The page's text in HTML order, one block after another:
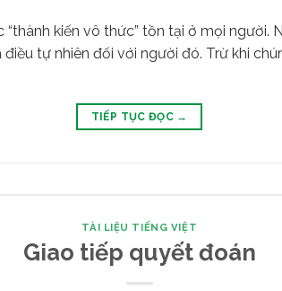
kiến ​​vô thức” tồn tại ở mọi người.
tự nhiên đối với người đó. Trừ khi
TIẾP TỤC ĐỌC →
TÀI LIỆU TIẾNG VIỆT
Giao tiếp quyết đoán